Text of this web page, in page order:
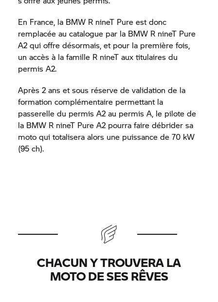
En France, la BMW R nineT Pure est donc
remplacée au catalogue par la BMW R nineT Pure
A2 qui offre désormais, et pour la première fois,
un accès à la famille R nineT aux titulaires du
permis A2.
Après 2 ans et sous réserve de validation de la
formation complémentaire permettant la
passerelle du permis A2 au permis A, le pilote de
la BMW R nineT Pure A2 pourra faire débrider sa
moto qui totalisera alors une puissance de 70 kW
(95 ch).
CHACUN Y TROUVERA LA
MOTO DE SES RÊVES